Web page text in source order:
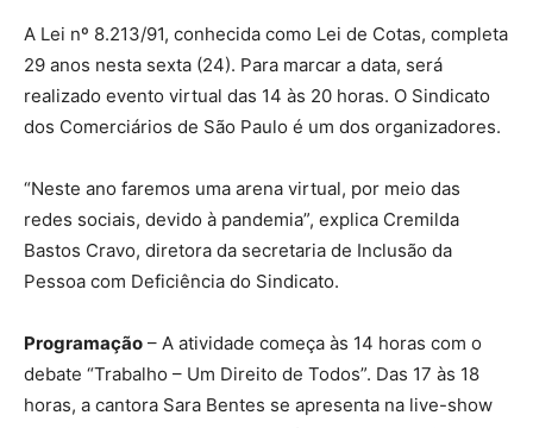
A Lei nº 8.213/91, conhecida como Lei de Cotas, completa
29 anos nesta sexta (24). Para marcar a data, será
realizado evento virtual das 14 às 20 horas. O Sindicato
dos Comerciários de São Paulo é um dos organizadores.
“Neste ano faremos uma arena virtual, por meio das
redes sociais, devido à pandemia”, explica Cremilda
Bastos Cravo, diretora da secretaria de Inclusão da
Pessoa com Deficiência do Sindicato.
Programação – A atividade começa às 14 horas com o
debate “Trabalho – Um Direito de Todos”. Das 17 às 18
horas, a cantora Sara Bentes se apresenta na live-show